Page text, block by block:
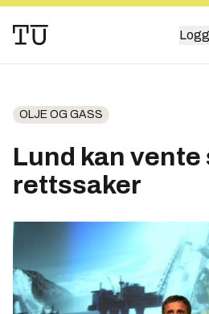
OLJE OG GASS
Lund kan vente
rettssaker